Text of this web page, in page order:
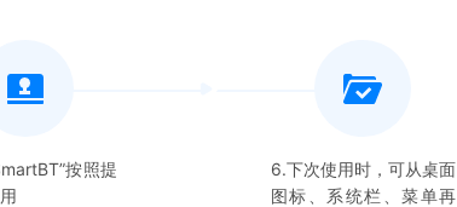
”按照提
6.下次使用时，可从桌面
图标、系统栏、菜单再